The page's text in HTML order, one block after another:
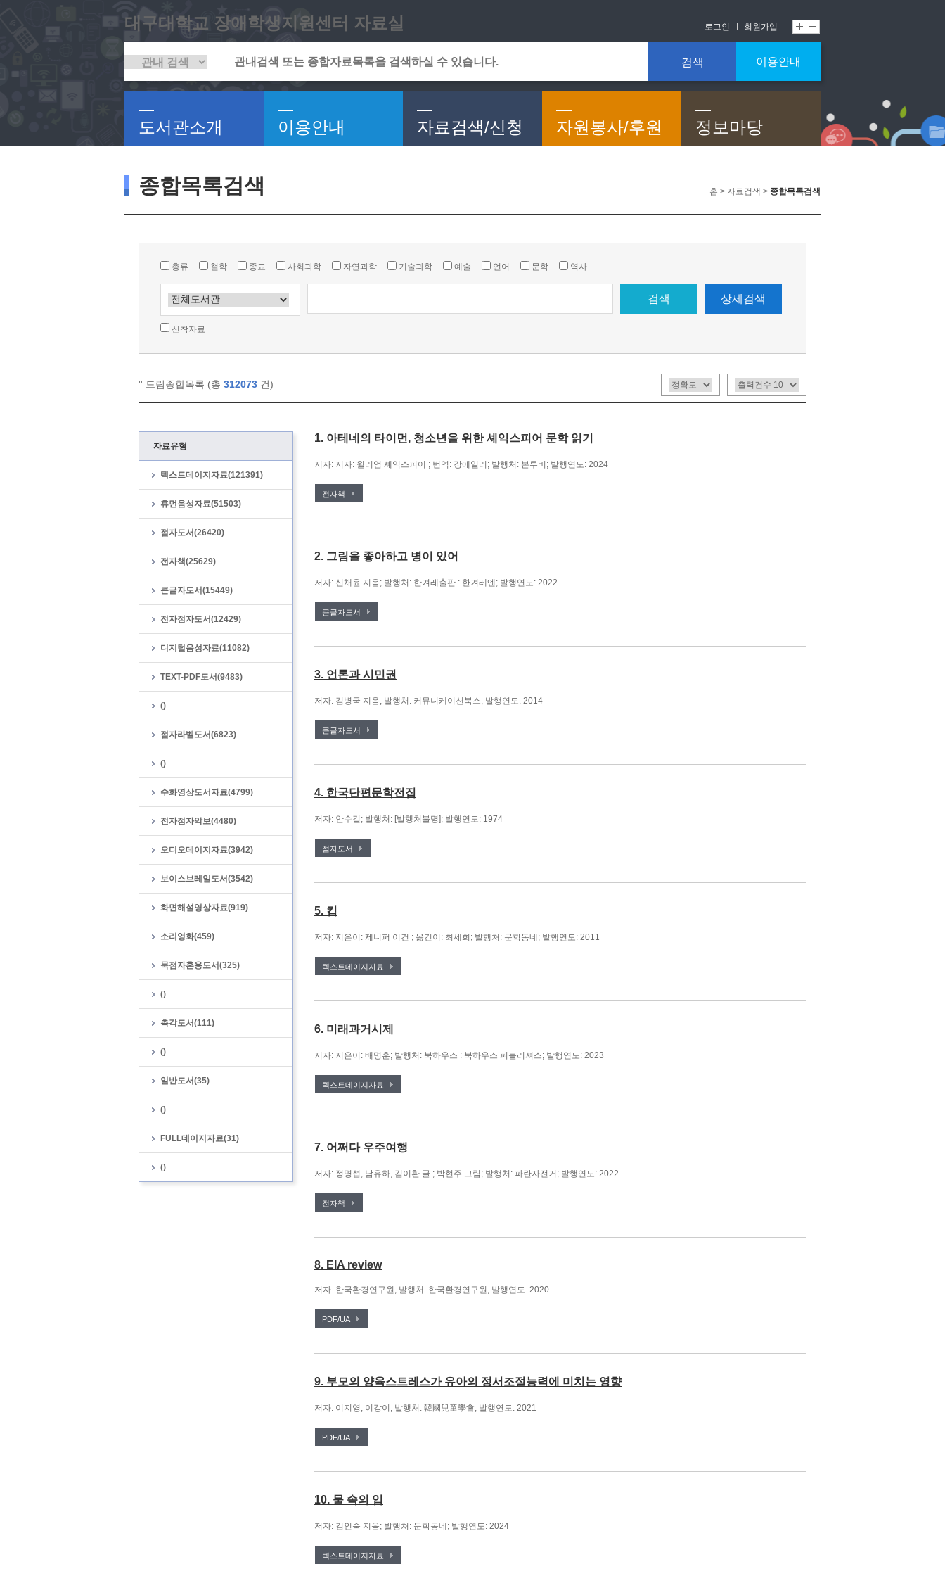
대구대학교 장애학생지원센터 자료실 로그인 회원가입
검색 이용안내
도서관소개 이용안내 자료검색/신청 자원봉사/후원 정보마당
종합목록검색 홈 > 자료검색 > 종합목록검색
총류 철학 종교 사회과학 자연과학 기술과학 예술 언어 문학 역사
검색 상세검색
신착자료
'' 드림종합목록 (총 312073 건)
자료유형
텍스트데이지자료(121391)
휴먼음성자료(51503)
점자도서(26420)
전자책(25629)
큰글자도서(15449)
전자점자도서(12429)
디지털음성자료(11082)
TEXT-PDF도서(9483)
()
점자라벨도서(6823)
()
수화영상도서자료(4799)
전자점자악보(4480)
오디오데이지자료(3942)
보이스브레일도서(3542)
화면해설영상자료(919)
소리영화(459)
묵점자혼용도서(325)
()
촉각도서(111)
()
일반도서(35)
()
FULL데이지자료(31)
()
1. 아테네의 타이먼, 청소년을 위한 셰익스피어 문학 읽기
저자: 저자: 윌리엄 셰익스피어 ; 번역: 강에일리; 발행처: 본투비; 발행연도: 2024
전자책
2. 그림을 좋아하고 병이 있어
저자: 신채윤 지음; 발행처: 한겨레출판 : 한겨레엔; 발행연도: 2022
큰글자도서
3. 언론과 시민권
저자: 김병국 지음; 발행처: 커뮤니케이션북스; 발행연도: 2014
큰글자도서
4. 한국단편문학전집
저자: 안수길; 발행처: [발행처불명]; 발행연도: 1974
점자도서
5. 킵
저자: 지은이: 제니퍼 이건 ; 옮긴이: 최세희; 발행처: 문학동네; 발행연도: 2011
텍스트데이지자료
6. 미래과거시제
저자: 지은이: 배명훈; 발행처: 북하우스 : 북하우스 퍼블리셔스; 발행연도: 2023
텍스트데이지자료
7. 어쩌다 우주여행
저자: 정명섭, 남유하, 김이환 글 ; 박현주 그림; 발행처: 파란자전거; 발행연도: 2022
전자책
8. EIA review
저자: 한국환경연구원; 발행처: 한국환경연구원; 발행연도: 2020-
PDF/UA
9. 부모의 양육스트레스가 유아의 정서조절능력에 미치는 영향
저자: 이지영, 이강이; 발행처: 韓國兒童學會; 발행연도: 2021
PDF/UA
10. 물 속의 입
저자: 김인숙 지음; 발행처: 문학동네; 발행연도: 2024
텍스트데이지자료